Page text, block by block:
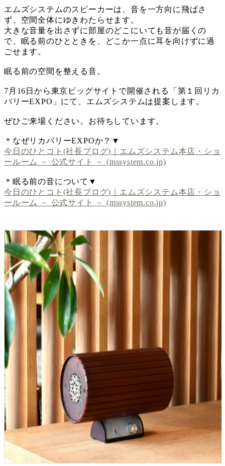
エムズシステムのスピーカーは、音を一方向に飛ばさ
ず、空間全体にゆきわたらせます。
大きな音量を出さずに部屋のどこにいても音が届くの
で、眠る前のひとときを、どこか一点に耳を向けずに過
ごせます。
眠る前の空間を整える音。
7月16日から東京ビッグサイトで開催される「第１回リカ
バリーEXPO」にて、エムズシステムは提案します。
ぜひご来場ください。お待ちしています。
＊なぜリカバリーEXPOか？▼
今日のひとコト(社長ブログ)｜エムズシステム本店・ショ
ールーム － 公式サイト － (mssystem.co.jp)
＊眠る前の音について▼
今日のひとコト(社長ブログ)｜エムズシステム本店・ショ
ールーム － 公式サイト － (mssystem.co.jp)